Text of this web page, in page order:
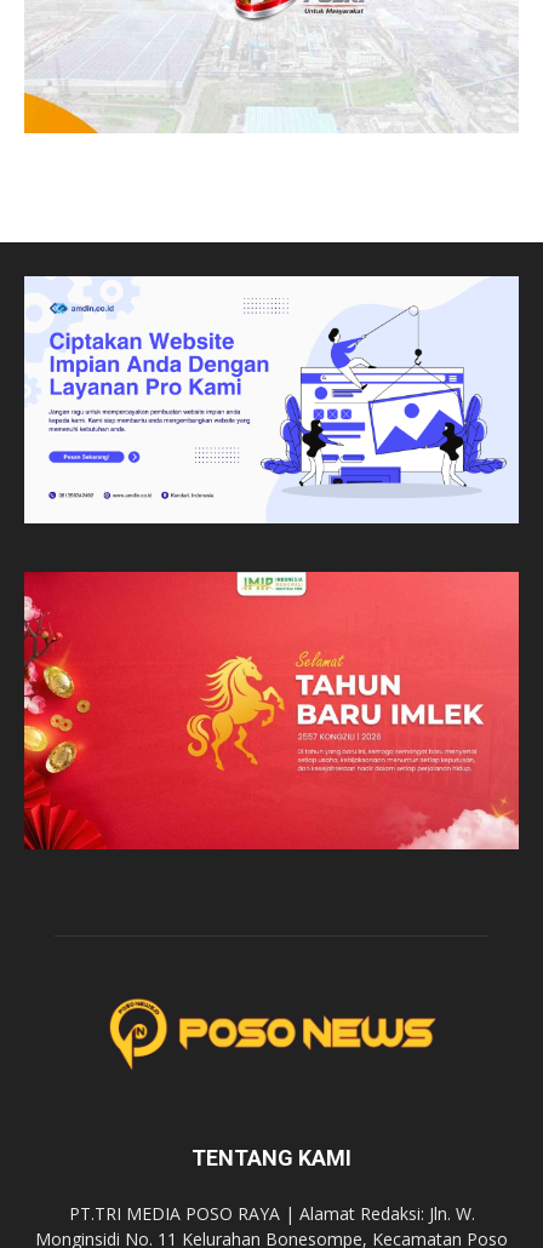
TENTANG KAMI
PT.TRI MEDIA POSO RAYA | Alamat Redaksi: Jln. W.
Monginsidi No. 11 Kelurahan Bonesompe, Kecamatan Poso